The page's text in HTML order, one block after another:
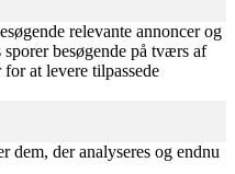
relevante annoncer og
besøgende på tværs af
at levere tilpassede
dem, der analyseres og endnu